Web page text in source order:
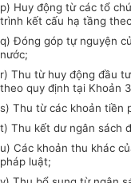
p) Huy động từ các tổ
trình kết cấu hạ tầng
q) Đóng góp tự nguyện
nước;
r) Thu từ huy động đầu
theo quy định tại Khoản
s) Thu từ các khoản tiền
t) Thu kết dư ngân sách
u) Các khoản thu khác
pháp luật;